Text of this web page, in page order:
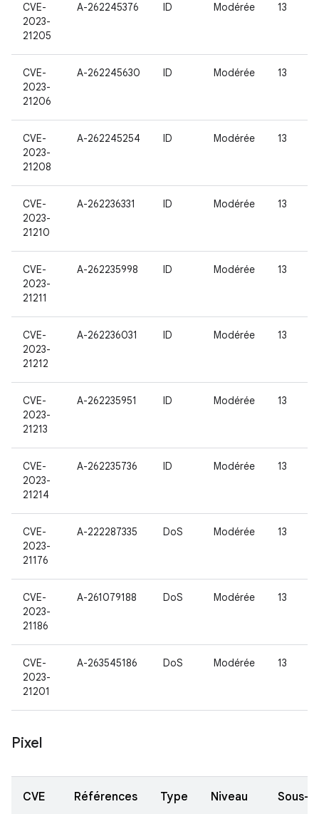
CVE-
2023-
21205
A-262245376 ID Modérée 13
CVE-
2023-
21206
A-262245630 ID Modérée 13
CVE-
2023-
21208
A-262245254 ID Modérée 13
CVE-
2023-
21210
A-262236331 ID Modérée 13
CVE-
2023-
21211
A-262235998 ID Modérée 13
CVE-
2023-
21212
A-262236031 ID Modérée 13
CVE-
2023-
21213
A-262235951 ID Modérée 13
CVE-
2023-
21214
A-262235736 ID Modérée 13
CVE-
2023-
21176
A-222287335 DoS Modérée 13
CVE-
2023-
21186
A-261079188 DoS Modérée 13
CVE-
2023-
21201
A-263545186 DoS Modérée 13
Pixel
CVE Références Type Niveau Sous-